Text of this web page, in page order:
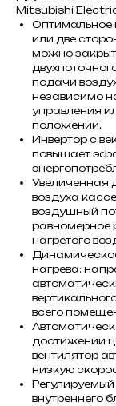
Mitsubishi Electric
Оптимальное
или две
можно
подачи
независимо
управления
положении.
Инвертор с
повышает
Увеличенная
воздуха
воздушный
равномерное
нагретого
нагрева:
всего
достижении
вентилятор
низкую
внутреннего